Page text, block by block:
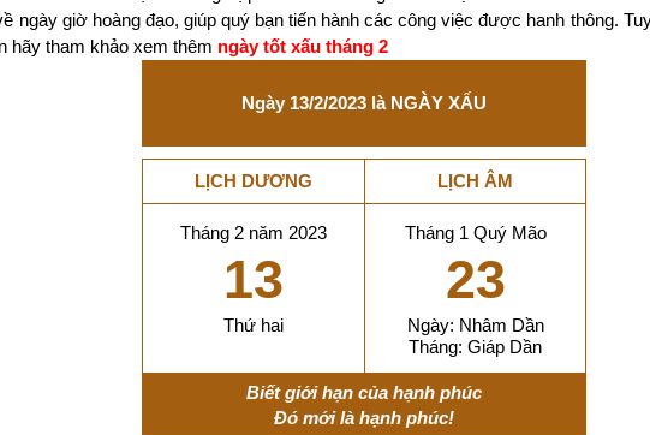
ngày giờ hoàng đạo, giúp quý bạn tiến hành các công việc được hanh thông.
hãy tham khảo xem thêm ngày tốt xấu tháng 2
Ngày 13/2/2023 là NGÀY XẤU
LỊCH DƯƠNG LỊCH ÂM
Tháng 2 năm 2023
13
Thứ hai
Tháng 1 Quý Mão
23
Ngày: Nhâm Dần
Tháng: Giáp Dần
Biết giới hạn của hạnh phúc
Đó mới là hạnh phúc!